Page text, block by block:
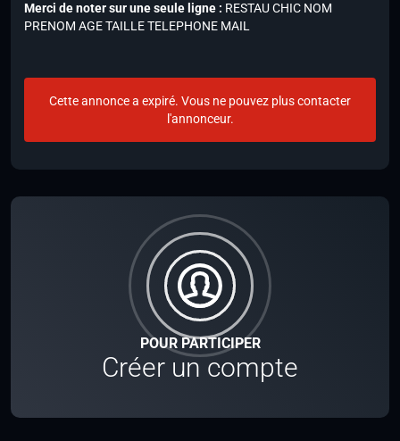
POUR PARTICIPER
Créer un compte
Merci de noter sur une seule ligne : RESTAU CHIC NOM
PRENOM AGE TAILLE TELEPHONE MAIL
Cette annonce a expiré. Vous ne pouvez plus contacter
l'annonceur.